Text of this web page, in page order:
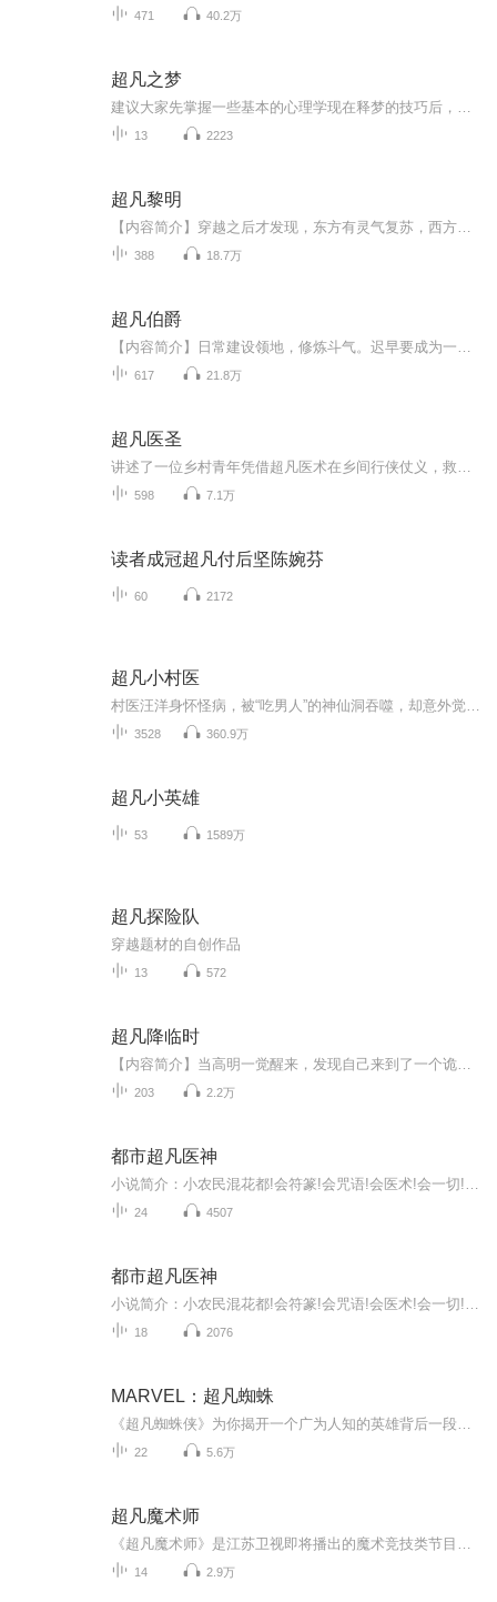
471 40.2万
超凡之梦
13 2223
超凡黎明
388 18.7万
超凡伯爵
617 21.8万
超凡医圣
598 7.1万
读者成冠超凡付后坚陈婉芬
60 2172
超凡小村医
3528 360.9万
超凡小英雄
53 1589万
超凡探险队
穿越题材的自创作品
13 572
超凡降临时
203 2.2万
都市超凡医神
24 4507
都市超凡医神
18 2076
MARVEL：超凡蜘蛛
22 5.6万
超凡魔术师
14 2.9万